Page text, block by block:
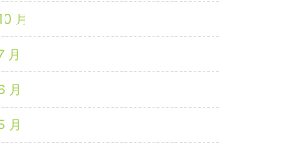
月
月
月
月